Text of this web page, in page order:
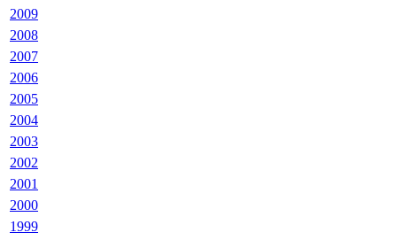
2009
2008
2007
2006
2005
2004
2003
2002
2001
2000
1999